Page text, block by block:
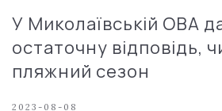
У Миколаївській ОВА
остаточну відповідь,
пляжний сезон
2023-08-08